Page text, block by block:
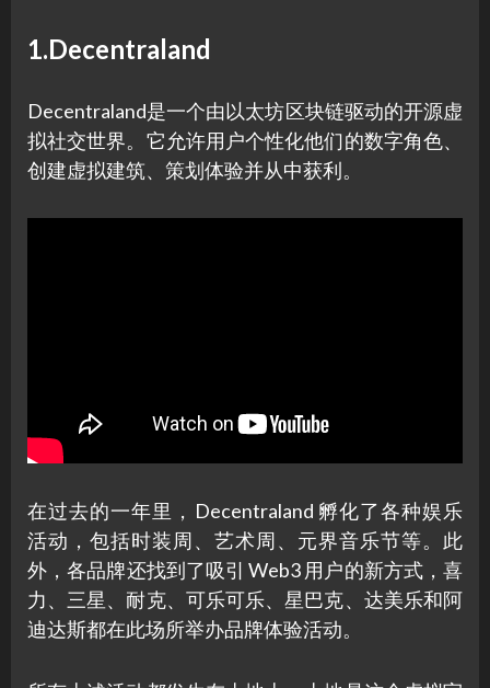
1.Decentraland
Decentraland是一个由以太坊区块链驱动的开源虚
拟社交世界。它允许用户个性化他们的数字角色、
创建虚拟建筑、策划体验并从中获利。
在过去的一年里，Decentraland 孵化了各种娱乐
活动，包括时装周、艺术周、元界音乐节等。此
外，各品牌还找到了吸引 Web3 用户的新方式，喜
力、三星、耐克、可乐可乐、星巴克、达美乐和阿
迪达斯都在此场所举办品牌体验活动。